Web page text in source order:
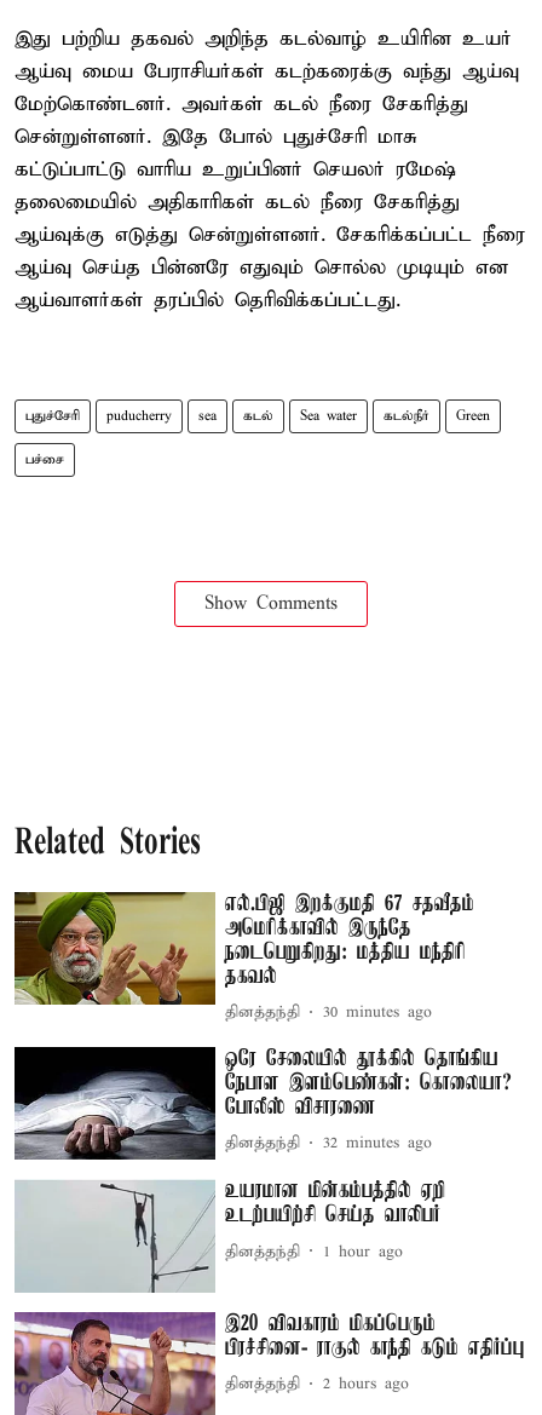
இது பற்றிய தகவல் அறிந்த கடல்வாழ் உயிரின உயர்
ஆய்வு மைய பேராசியர்கள் கடற்கரைக்கு வந்து ஆய்வு
மேற்கொண்டனர். அவர்கள் கடல் நீரை சேகரித்து
சென்றுள்ளனர். இதே போல் புதுச்சேரி மாசு
கட்டுப்பாட்டு வாரிய உறுப்பினர் செயலர் ரமேஷ்
தலைமையில் அதிகாரிகள் கடல் நீரை சேகரித்து
ஆய்வுக்கு எடுத்து சென்றுள்ளனர். சேகரிக்கப்பட்ட நீரை
ஆய்வு செய்த பின்னரே எதுவும் சொல்ல முடியும் என
ஆய்வாளர்கள் தரப்பில் தெரிவிக்கப்பட்டது.
புதுச்சேரி puducherry sea கடல் Sea water கடல்நீர் Green
பச்சை
Show Comments
Related Stories
எல்.பிஜி இறக்குமதி 67 சதவீதம்
அமெரிக்காவில் இருந்தே
நடைபெறுகிறது: மத்திய மந்திரி
தகவல்
தினத்தந்தி 30 minutes ago
ஒரே சேலையில் தூக்கில் தொங்கிய
நேபாள இளம்பெண்கள்: கொலையா?
போலீஸ் விசாரணை
தினத்தந்தி 32 minutes ago
உயரமான மின்கம்பத்தில் ஏறி
உடற்பயிற்சி செய்த வாலிபர்
தினத்தந்தி 1 hour ago
இ20 விவகாரம் மிகப்பெரும்
பிரச்சினை- ராகுல் காந்தி கடும் எதிர்ப்பு
தினத்தந்தி 2 hours ago